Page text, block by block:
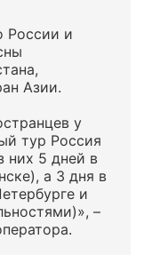
России и
Азии.
у
тур Россия
них 5 дней в
а 3 дня в
и
–